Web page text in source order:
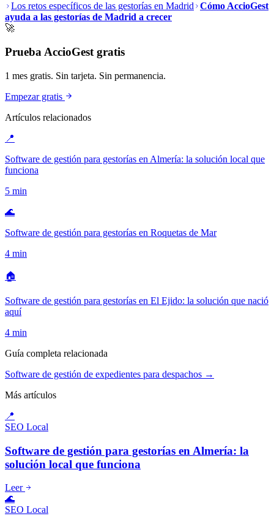
Los retos específicos de las gestorías en Madrid Cómo AccioGest
ayuda a las gestorías de Madrid a crecer
🚀
Prueba AccioGest gratis
1 mes gratis. Sin tarjeta. Sin permanencia.
Empezar gratis
Artículos relacionados
📍
Software de gestión para gestorías en Almería: la solución local que
funciona
5 min
🌊
Software de gestión para gestorías en Roquetas de Mar
4 min
🏠
Software de gestión para gestorías en El Ejido: la solución que nació
aquí
4 min
Guía completa relacionada
Software de gestión de expedientes para despachos →
Más artículos
📍
SEO Local
Software de gestión para gestorías en Almería: la
solución local que funciona
Leer
🌊
SEO Local